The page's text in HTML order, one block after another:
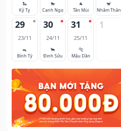
🐍
Kỷ Tỵ
🐎
Canh Ngọ
🐐
Tân Mùi
🐒
Nhâm Thân
29
23/11
🐀
Bính Tý
30
24/11
🐂
Đinh Sửu
31
25/11
🐅
Mậu Dần
1